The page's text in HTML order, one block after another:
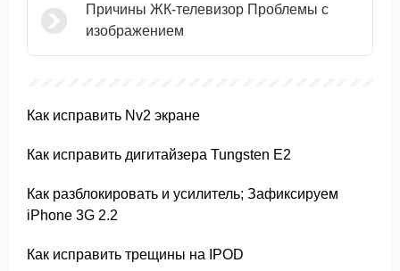
Причины ЖК-телевизор Проблемы с
изображением
Как исправить Nv2 экране
Как исправить дигитайзера Tungsten E2
Как разблокировать и усилитель; Зафиксируем
iPhone 3G 2.2
Как исправить трещины на IPOD